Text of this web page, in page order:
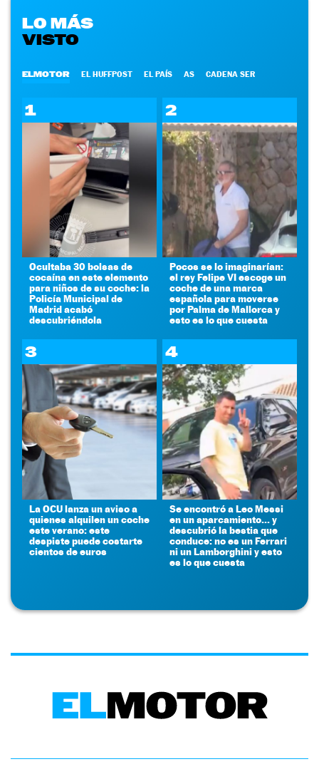
LO MÁS
VISTO
ELMOTOR EL HUFFPOST EL PAÍS AS CADENA SER
1
Ocultaba 30 bolsas de
cocaína en este elemento
para niños de su coche: la
Policía Municipal de
Madrid acabó
descubriéndola
2
Pocos se lo imaginarían:
el rey Felipe VI escoge un
coche de una marca
española para moverse
por Palma de Mallorca y
esto es lo que cuesta
3
La OCU lanza un aviso a
quienes alquilen un coche
este verano: este
despiste puede costarte
cientos de euros
4
Se encontró a Leo Messi
en un aparcamiento... y
descubrió la bestia que
conduce: no es un Ferrari
ni un Lamborghini y esto
es lo que cuesta